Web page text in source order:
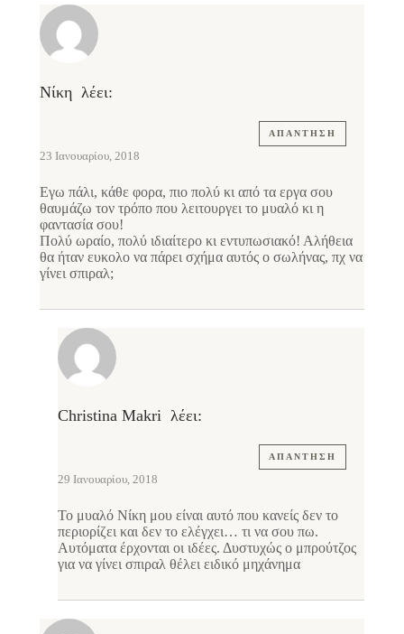
Νίκη λέει:
ΑΠΆΝΤΗΣΗ
23 Ιανουαρίου, 2018
Εγω πάλι, κάθε φορα, πιο πολύ κι από τα εργα σου
θαυμάζω τον τρόπο που λειτουργει το μυαλό κι η
φαντασία σου!
Πολύ ωραίο, πολύ ιδιαίτερο κι εντυπωσιακό! Αλήθεια
θα ήταν ευκολο να πάρει σχήμα αυτός ο σωλήνας, πχ να
γίνει σπιραλ;
Christina Makri λέει:
ΑΠΆΝΤΗΣΗ
29 Ιανουαρίου, 2018
Το μυαλό Νίκη μου είναι αυτό που κανείς δεν το
περιορίζει και δεν το ελέγχει… τι να σου πω.
Αυτόματα έρχονται οι ιδέες. Δυστυχώς ο μπρούτζος
για να γίνει σπιραλ θέλει ειδικό μηχάνημα